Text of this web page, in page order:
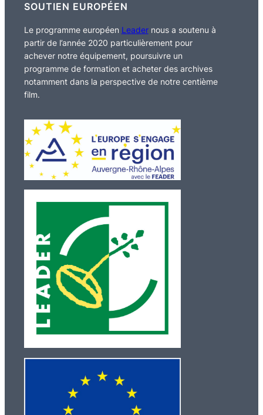
SOUTIEN EUROPÉEN
Le programme européen Leadernous a soutenu à
partir de l’année 2020 particulièrement pour
achever notre équipement, poursuivre un
programme de formation et acheter des archives
notamment dans la perspective de notre centième
film.